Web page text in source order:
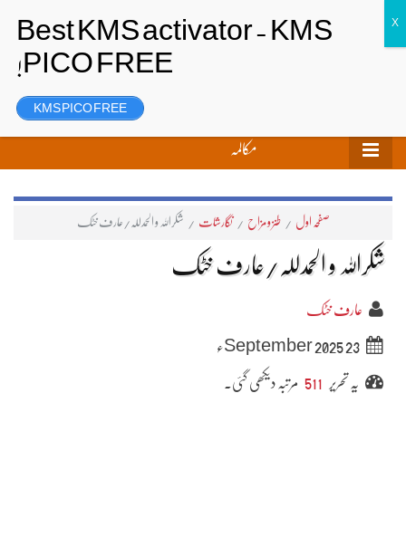
رجسٹر
مکالمہ
صفحہ اول / طنز و مزاح / نگارشات / شکراللہ و الحمدللہ/عارف خٹک
شکراللہ و الحمدللہ/عارف خٹک
عارف خٹک
23 September 2025ء
یہ تحریر 511 مرتبہ دیکھی گئی۔
KMS PICO FREE